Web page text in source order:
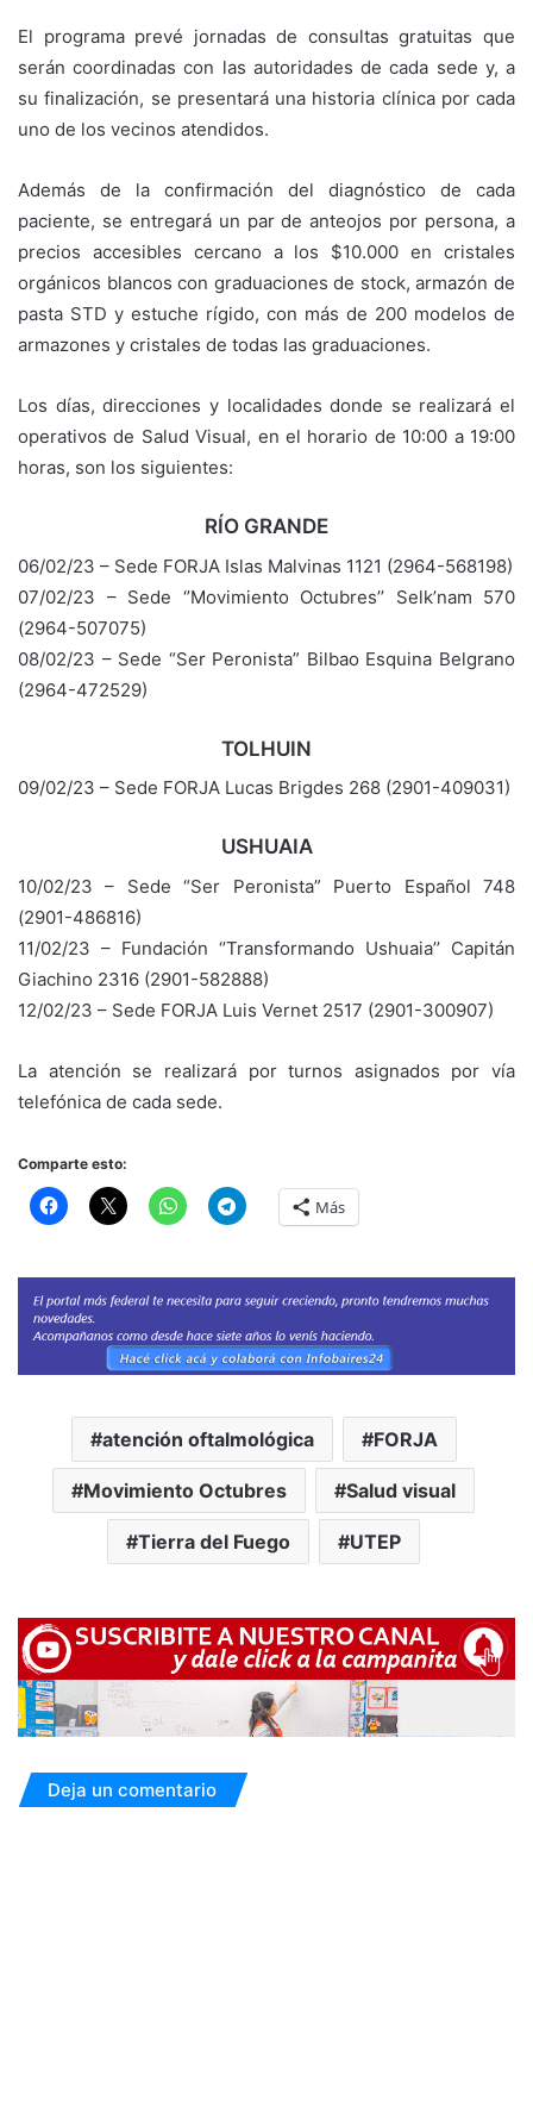
El programa prevé jornadas de consultas gratuitas que
serán coordinadas con las autoridades de cada sede y, a
su finalización, se presentará una historia clínica por cada
uno de los vecinos atendidos.
Además de la confirmación del diagnóstico de cada
paciente, se entregará un par de anteojos por persona, a
precios accesibles cercano a los $10.000 en cristales
orgánicos blancos con graduaciones de stock, armazón de
pasta STD y estuche rígido, con más de 200 modelos de
armazones y cristales de todas las graduaciones.
Los días, direcciones y localidades donde se realizará el
operativos de Salud Visual, en el horario de 10:00 a 19:00
horas, son los siguientes:
RÍO GRANDE
06/02/23 – Sede FORJA Islas Malvinas 1121 (2964-568198)
07/02/23 – Sede ‘’Movimiento Octubres’’ Selk’nam 570
(2964-507075)
08/02/23 – Sede “Ser Peronista” Bilbao Esquina Belgrano
(2964-472529)
TOLHUIN
09/02/23 – Sede FORJA Lucas Brigdes 268 (2901-409031)
USHUAIA
10/02/23 – Sede “Ser Peronista” Puerto Español 748
(2901-486816)
11/02/23 – Fundación ‘’Transformando Ushuaia’’ Capitán
Giachino 2316 (2901-582888)
12/02/23 – Sede FORJA Luis Vernet 2517 (2901-300907)
La atención se realizará por turnos asignados por vía
telefónica de cada sede.
Comparte esto:
Más
atención oftalmológica FORJA
Movimiento Octubres Salud visual
Tierra del Fuego UTEP
Deja un comentario